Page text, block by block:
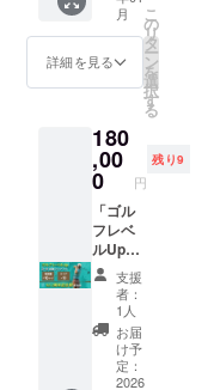
い」 そ
んな声
にお応
えし、
新たに
した。
すでに
他のリ
ターン
で周年
祭チ
ケット
を取得
された
方も、
大切な
方をお
誘いい
ただく
きるひ
ととき
⸻
当日の
（予
定） •
オープ
ニング
挨拶 &
乾杯
（赤塚
元気 ×
藤澤向
希） •
談食タ
イム：
エイト
マン代
所”とし
て新し
を発信
する
× 藤澤
向希を
はじ
め、 豪
華ゲス
トと共
に
「食・
遊び・
学び・
つなが
り」を
体感で
と共に
祝う特
を開催
しま
年パー
ティー
ではな
く、“イ
ケオジ
製作
所”とし
て新し
い文化
を発信
する
場。 赤
塚元気
オジ」
として
輝くた
めのヒ
新しい
つなが
りが生
まれる
場所で
す。 ワ
インは
赤塚元
気が手
がける
飲食店
厳選の
限定リ
ター
ン） ※
※参加者
特典と
して限
定記念
グッズ
付き！
（非売
品）
2025年
11月28
日
(金)19:0
0〜 ＠
渋谷
ニング
orピラ
ティス
orスト
レッチ
フラウ
ンジ1ヶ
月使い
放題 プ
ラス
％5（
パー
ファイ
ブ）2周
年記念
祭！
（クラ
ファン
限定リ
or 筋肉
量+1kg
or 体内
年齢-5
歳)+%5
念祭(仮
称)参加
権×1→
初回カ
ウンセ
リン
グ・体
組成計
測定／
週1×12
回パー
ソナル
トレー
ニング
月
詳細を見る
こ
の
リ
タ
ー
ン
を
選
択
す
る
180
,00
0 円
残り9
「ゴル
フレベ
ルUp・
3ヶ月実
践プロ
グラ
ム」(飛
距離+10
ヤード
定着 or
支援
者：
1人
お届
け予
定：
2026